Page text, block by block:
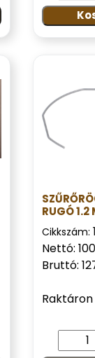
RUGÓ 1.2
Cikkszám:
Nettó:
Bruttó:
Raktáron